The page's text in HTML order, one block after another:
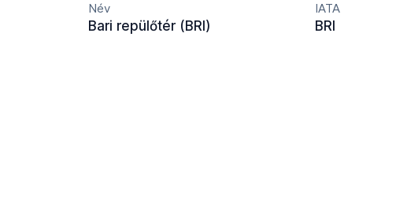
Név
Bari repülőtér (BRI)
IATA
BRI